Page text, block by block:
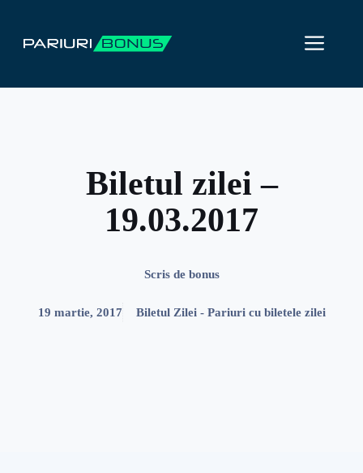
conținut
Biletul zilei –
19.03.2017
Scris de bonus
19 martie, 2017 Biletul Zilei - Pariuri cu biletele zilei